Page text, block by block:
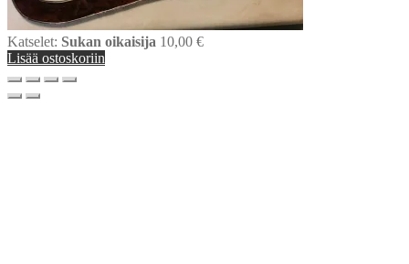
Katselet: Sukan oikaisija 10,00 €
Lisää ostoskoriin